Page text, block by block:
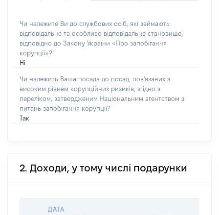
Чи належите Ви до службових осіб, які займають
відповідальне та особливо відповідальне становище,
відповідно до Закону України «Про запобігання
корупції»?
Ні
Чи належить Ваша посада до посад, пов'язаних з
високим рівнем корупційних ризиків, згідно з
переліком, затвердженим Національним агентством з
питань запобігання корупції?
Так
2. Доходи, у тому числі подарунки
ДАТА